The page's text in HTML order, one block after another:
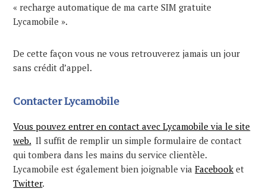
« recharge automatique de ma carte SIM gratuite
Lycamobile ».
De cette façon vous ne vous retrouverez jamais un jour
sans crédit d’appel.
Contacter Lycamobile
Vous pouvez entrer en contact avec Lycamobile via le site
web. Il suffit de remplir un simple formulaire de contact
qui tombera dans les mains du service clientèle.
Lycamobile est également bien joignable viaFacebook et
Twitter.